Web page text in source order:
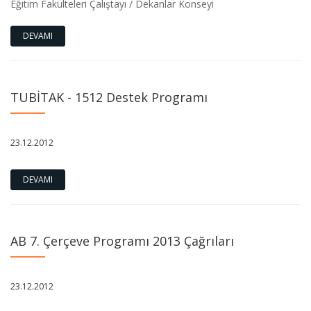
Eğitim Fakülteleri Çalıştayı / Dekanlar Konseyi
DEVAMI
TUBİTAK - 1512 Destek Programı
23.12.2012
DEVAMI
AB 7. Çerçeve Programı 2013 Çağrıları
23.12.2012